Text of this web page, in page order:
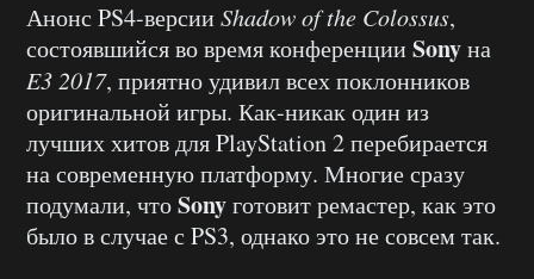
Анонс PS4-версии Shadowofthe Colossus,
состоявшийся во время конференции Sonyна
E3 2017, приятно удивил всех поклонников
оригинальной игры. Как-никак один из
лучших хитов для PlayStation 2 перебирается
на современную платформу. Многие сразу
подумали, чтоSonyготовит ремастер, как это
было в случае с PS3, однако это не совсем так.